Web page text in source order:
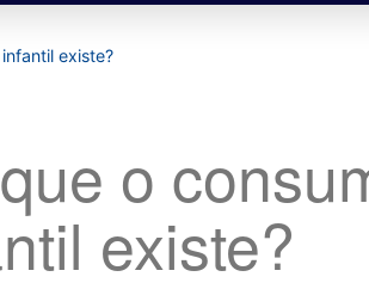
existe?
o
existe?